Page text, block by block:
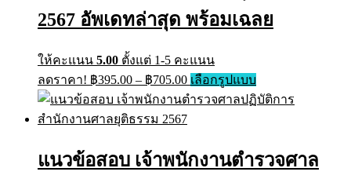
2567 อัพเดทล่าสุด พร้อมเฉลย
ให้คะแนน 5.00 ตั้งแต่ 1-5 คะแนน
ลดราคา! ฿395.00 – ฿705.00Price
range:
฿395.00
through
เลือกรูปแบบThis
product
has
options
แนวข้อสอบ เจ้าพนักงานตำรวจศาล